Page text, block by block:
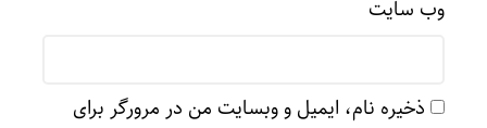
وب‌ سایت
ذخیره نام، ایمیل و وبسایت من در مرورگر برای